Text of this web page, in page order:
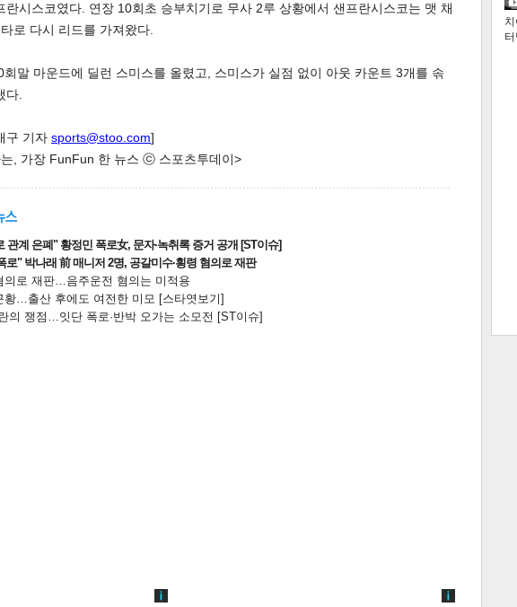
란시스코였다. 연장 10회초 승부치기로 무사 2루 상황에서 샌프란시스코는 맷 채
로 다시 리드를 가져왔다.
말 마운드에 딜런 스미스를 올렸고, 스미스가 실점 없이 아웃 카운트 3개를 솎
다.
구 기자 sports@stoo.com]
, 가장 FunFun 한 뉴스 ⓒ 스포츠투데이>
관계 은폐" 황정민 폭로女, 문자·녹취록 증거 공개 [ST이슈]
로" 박나래 前 매니저 2명, 공갈미수·횡령 혐의로 재판
의로 재판…음주운전 혐의는 미적용
황…출산 후에도 여전한 미모 [스타엿보기]
의 쟁점…잇단 폭로·반박 오가는 소모전 [ST이슈]